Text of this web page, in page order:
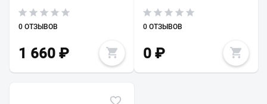
0 ОТЗЫВОВ
1 660 ₽
0 ОТЗЫВОВ
0₽